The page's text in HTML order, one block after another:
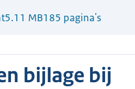
5.11 MB185 pagina's
bijlage bij